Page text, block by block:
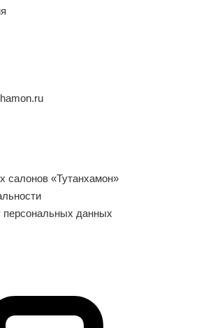
салонов «Тутанхамон»
персональных данных